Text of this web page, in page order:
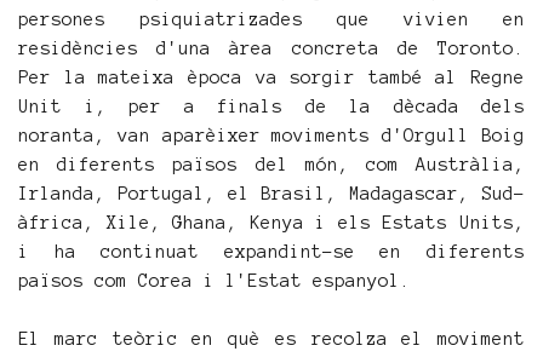
persones psiquiatrizades que vivien en
residències d'una àrea concreta de Toronto.
Per la mateixa època va sorgir també al Regne
Unit i, per a finals de la dècada dels
noranta, van aparèixer moviments d'Orgull Boig
en diferents països del món, com Austràlia,
Irlanda, Portugal, el Brasil, Madagascar, Sud-
àfrica, Xile, Ghana, Kenya i els Estats Units,
i ha continuat expandint-se en diferents
països com Corea i l'Estat espanyol.
El marc teòric en què es recolza el moviment